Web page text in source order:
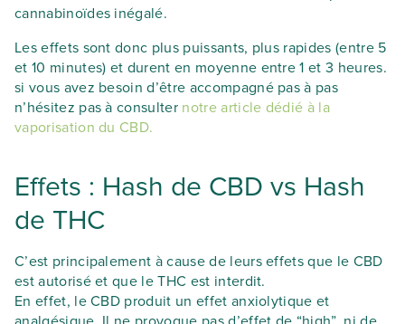
cannabinoïdes inégalé.
Les effets sont donc plus puissants, plus rapides (entre 5
et 10 minutes) et durent en moyenne entre 1 et 3 heures.
si vous avez besoin d’être accompagné pas à pas
n’hésitez pas à consulter notre article dédié à la
vaporisation du CBD.
Effets : Hash de CBD vs Hash
de THC
C’est principalement à cause de leurs effets que le CBD
est autorisé et que le THC est interdit.
En effet, le CBD produit un effet anxiolytique et